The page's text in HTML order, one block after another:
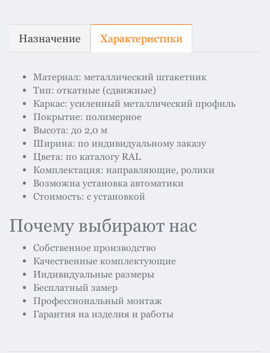
Назначение Характеристики
Материал: металлический штакетник
Тип: откатные (сдвижные)
Каркас: усиленный металлический профиль
Покрытие: полимерное
Высота: до 2,0 м
Ширина: по индивидуальному заказу
Цвета: по каталогу RAL
Комплектация: направляющие, ролики
Возможна установка автоматики
Стоимость: с установкой
Почему выбирают нас
Собственное производство
Качественные комплектующие
Индивидуальные размеры
Бесплатный замер
Профессиональный монтаж
Гарантия на изделия и работы